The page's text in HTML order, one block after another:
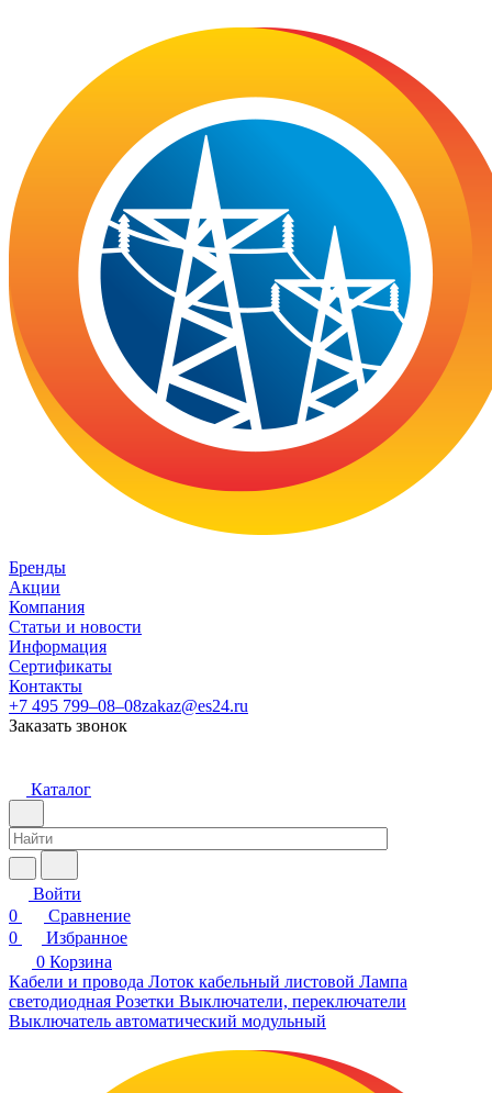
Бренды
Акции
Компания
Статьи и новости
Информация
Сертификаты
Контакты
+7 495 799–08–08zakaz@es24.ru
Заказать звонок
Каталог
Войти
0
Сравнение
0
Избранное
0 Корзина
Кабели и провода Лоток кабельный листовой Лампа
светодиодная Розетки Выключатели, переключатели
Выключатель автоматический модульный